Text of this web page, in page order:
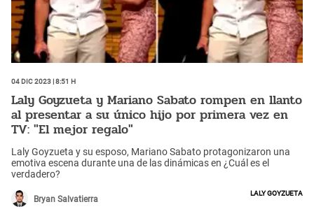
04 Dic 2023 | 8:51 h
Laly Goyzueta y Mariano Sabato rompen en llanto
al presentar a su único hijo por primera vez en
TV: "El mejor regalo"
Laly Goyzueta y su esposo, Mariano Sabato protagonizaron una
emotiva escena durante una de las dinámicas en ¿Cuál es el
verdadero?
Bryan Salvatierra
Laly Goyzueta